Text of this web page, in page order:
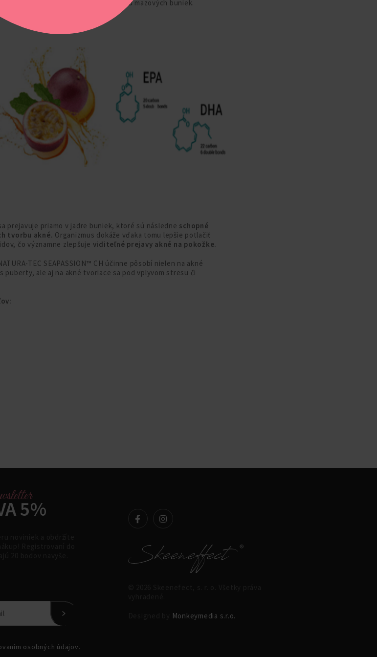
majú schopnosť regulovať lipogenézu mazových buniek.
prejavuje priamo v jadre buniek, ktoré sú následne schopné
tvorbu akné. Organizmus dokáže vďaka tomu lepšie potlačiť
čo významne zlepšuje viditeľné prejavy akné na pokožke.
TEC SEAPASSION™ CH účinne pôsobí nielen na akné
puberty, ale aj na akné tvoriace sa pod vplyvom stresu či
5%
osobných údajov.
Monkeymedia s.r.o.